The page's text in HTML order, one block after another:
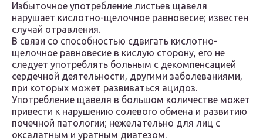
Избыточное употребление листьев щавеля
нарушает кислотно-щелочное равновесие; известен
случай отравления.
В связи со способностью сдвигать кислотно-
щелочное равновесие в кислую сторону, его не
следует употреблять больным с декомпенсацией
сердечной деятельности, другими заболеваниями,
при которых может развиваться ацидоз.
Употребление щавеля в большом количестве может
привести к нарушению солевого обмена и развитию
почечной патологии; нежелательно для лиц с
оксалатным и уратным диатезом.